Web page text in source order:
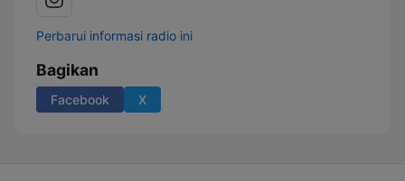
Perbarui informasi radio ini
Bagikan
Facebook X